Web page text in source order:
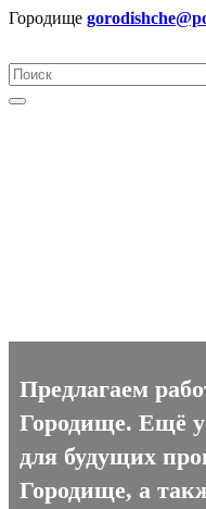
Городище
Предлагаем
Городище. Ещё у
для будущих
Городище, а